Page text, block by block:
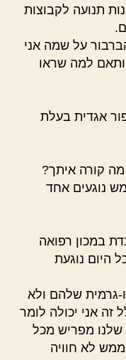
תנועה לקבוצות
על שמה אני
למה שראו
אגדית בעלת
קורה איתך?
נוגעים אחד
במכון רפואה
היום נוגעת
גרמית שלהם ולא
זה אני יכולה לומר
שלנו מפריש מכל
לא חוויה